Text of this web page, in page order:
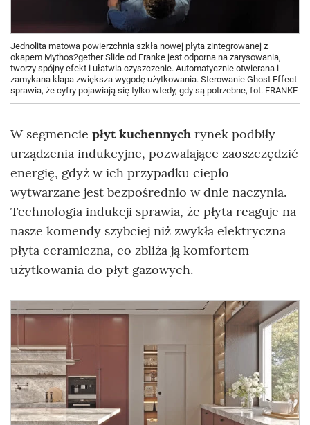
Jednolita matowa powierzchnia szkła nowej płyta zintegrowanej z
okapem Mythos2gether Slide od Franke jest odporna na zarysowania,
tworzy spójny efekt i ułatwia czyszczenie. Automatycznie otwierana i
zamykana klapa zwiększa wygodę użytkowania. Sterowanie Ghost Effect
sprawia, że cyfry pojawiają się tylko wtedy, gdy są potrzebne, fot. FRANKE
W segmencie płyt kuchennych rynek podbiły
urządzenia indukcyjne, pozwalające zaoszczędzić
energię, gdyż w ich przypadku ciepło
wytwarzane jest bezpośrednio w dnie naczynia.
Technologia indukcji sprawia, że płyta reaguje na
nasze komendy szybciej niż zwykła elektryczna
płyta ceramiczna, co zbliża ją komfortem
użytkowania do płyt gazowych.